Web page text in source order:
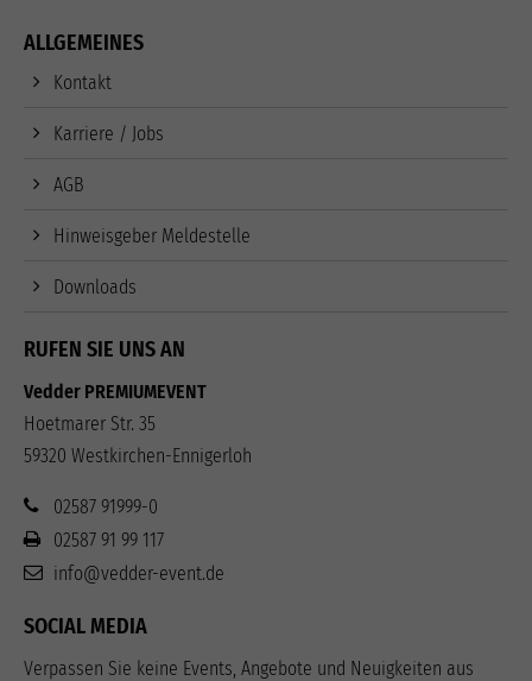
ALLGEMEINES
Kontakt
Karriere / Jobs
AGB
Hinweisgeber Meldestelle
Downloads
RUFEN SIE UNS AN
Vedder PREMIUMEVENT
Hoetmarer Str. 35
59320 Westkirchen-Ennigerloh
02587 91999-0
02587 91 99 117
info@vedder-event.de
SOCIAL MEDIA
Verpassen Sie keine Events, Angebote und Neuigkeiten aus